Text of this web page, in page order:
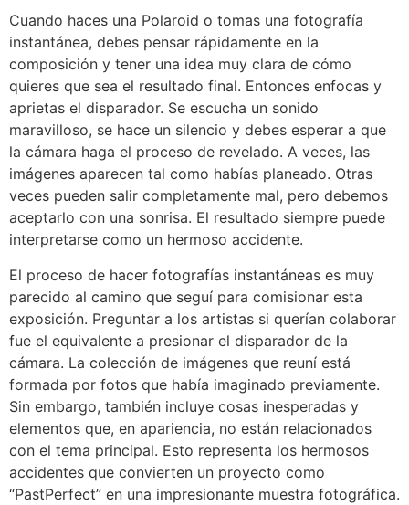
Cuando haces una Polaroid o tomas una fotografía
instantánea, debes pensar rápidamente en la
composición y tener una idea muy clara de cómo
quieres que sea el resultado final. Entonces enfocas y
aprietas el disparador. Se escucha un sonido
maravilloso, se hace un silencio y debes esperar a que
la cámara haga el proceso de revelado. A veces, las
imágenes aparecen tal como habías planeado. Otras
veces pueden salir completamente mal, pero debemos
aceptarlo con una sonrisa. El resultado siempre puede
interpretarse como un hermoso accidente.
El proceso de hacer fotografías instantáneas es muy
parecido al camino que seguí para comisionar esta
exposición. Preguntar a los artistas si querían colaborar
fue el equivalente a presionar el disparador de la
cámara. La colección de imágenes que reuní está
formada por fotos que había imaginado previamente.
Sin embargo, también incluye cosas inesperadas y
elementos que, en apariencia, no están relacionados
con el tema principal. Esto representa los hermosos
accidentes que convierten un proyecto como
“PastPerfect” en una impresionante muestra fotográfica.